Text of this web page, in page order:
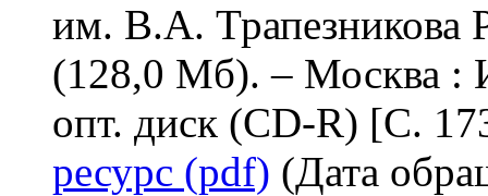
им. В.А. Трапезникова
(128,0 Мб). – Москва
опт. диск (CD-R) [С.
ресурс (pdf) (Дата